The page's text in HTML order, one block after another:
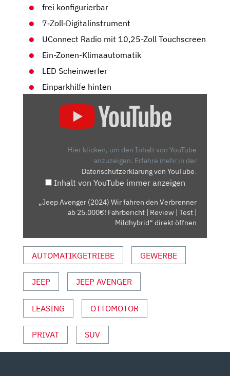
frei konfigurierbar
7‑Zoll‑Digitalinstrument
UConnect Radio mit 10,25-Zoll Touchscreen
Ein-Zonen-Klimaautomatik
LED Scheinwerfer
Einparkhilfe hinten
25.000€!
FAHRBERICHT
|
TEST
|
MILDHYBRID“
YOUTUBE
ANZEIGEN
Hier klicken, um den Inhalt von YouTube
anzuzeigen. Erfahre mehr in der
Datenschutzerklärung von YouTube.
Inhalt von YouTube immer anzeigen
„Jeep Avenger (2024) Wir fahren den Verbrenner
ab 25.000€! Fahrbericht | Review | Test |
Mildhybrid“ direkt öffnen
AUTOMATIKGETRIEBE GEWERBE
JEEP JEEP AVENGER
LEASING OTTOMOTOR
PRIVAT SUV